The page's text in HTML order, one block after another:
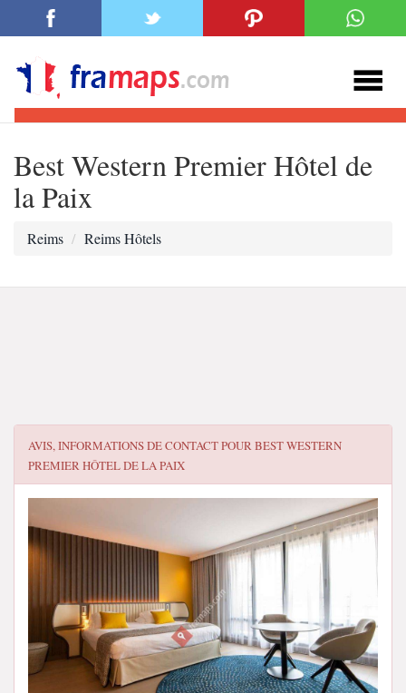
Best Western Premier Hôtel de
la Paix
Reims Reims Hôtels
AVIS, INFORMATIONS DE CONTACT POURBEST WESTERN
PREMIER HÔTEL DE LA PAIX